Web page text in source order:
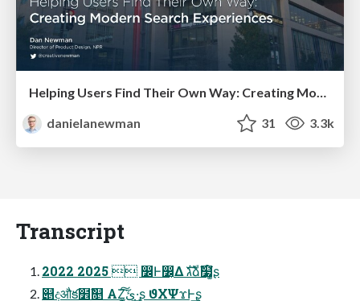
Helping Users Find Their Own Way: Creating Modern Search Experiences
danielanewman
31 3.3k
Transcript
2022 2025  ෼Ͱ෼͔Δ גࣜձࣾ໷໌͚ʂ
୅දऔక໾ࣾ௕ ΑΖ͓͘͠ئ͍͠·͢ʂ ϑΧΨϫͰ͢ʂ